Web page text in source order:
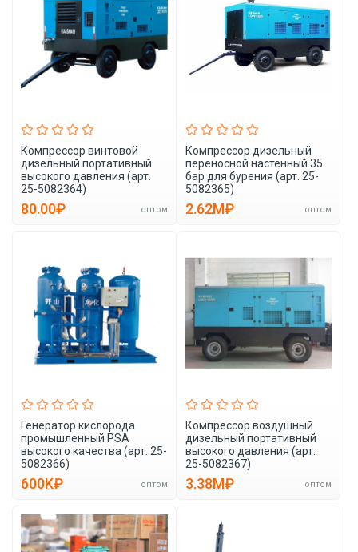
Компрессор винтовой
дизельный портативный
высокого давления (арт.
25-5082364)
80.00₽ оптом
Компрессор дизельный
переносной настенный 35
бар для бурения (арт. 25-
5082365)
2.62M₽ оптом
Генератор кислорода
промышленный PSA
высокого качества (арт. 25-
5082366)
600K₽ оптом
Компрессор воздушный
дизельный портативный
высокого давления (арт.
25-5082367)
3.38M₽ оптом